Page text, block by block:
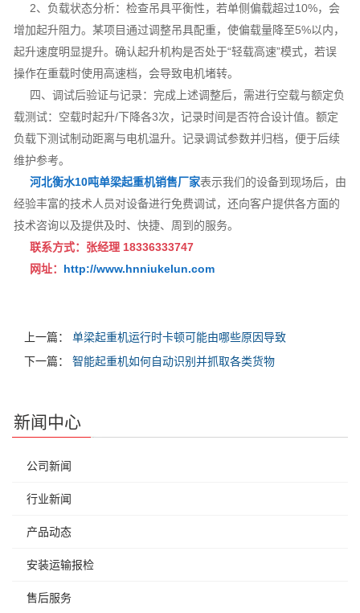
2、负载状态分析：检查吊具平衡性，若单侧偏载超过10%，会
增加起升阻力。某项目通过调整吊具配重，使偏载量降至5%以内，
起升速度明显提升。确认起升机构是否处于“轻载高速”模式，若误
操作在重载时使用高速档，会导致电机堵转。
四、调试后验证与记录：完成上述调整后，需进行空载与额定负
载测试：空载时起升/下降各3次，记录时间是否符合设计值。额定
负载下测试制动距离与电机温升。记录调试参数并归档，便于后续
维护参考。
河北衡水10吨单梁起重机销售厂家表示我们的设备到现场后，由
经验丰富的技术人员对设备进行免费调试，还向客户提供各方面的
技术咨询以及提供及时、快捷、周到的服务。
联系方式：张经理 18336333747
网址： http://www.hnniukelun.com
上一篇： 单梁起重机运行时卡顿可能由哪些原因导致
下一篇： 智能起重机如何自动识别并抓取各类货物
新闻中心
公司新闻
行业新闻
产品动态
安装运输报检
售后服务